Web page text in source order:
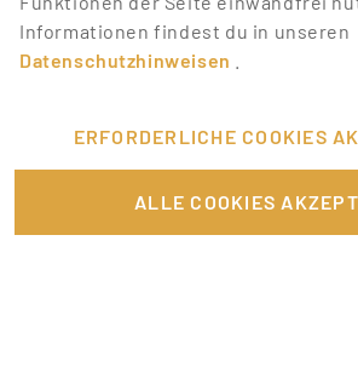
JOBS, DIE
Finde mit Promotionbasis
Auf Promotionbasis findest du
Informationen findest du in unseren
Datenschutzhinweisen
ERFORDERLICHE COOKIES
ALLE COOKIES